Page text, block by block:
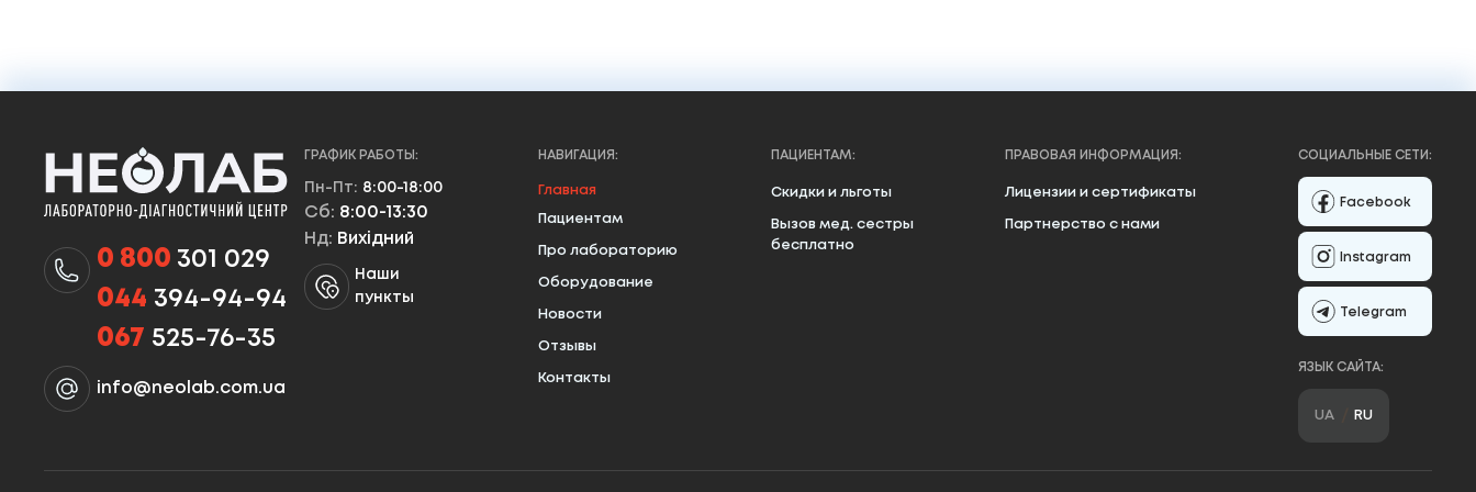
0 800 301 029
044 394-94-94
067 525-76-35
info@neolab.com.ua
ГРАФИК РАБОТЫ:
Пн-Пт: 8:00-18:00
Сб: 8:00-13:30
Нд: Вихідний
Наши
пункты
НАВИГАЦИЯ:
Главная
Пациентам
Про лабораторию
Оборудование
Новости
Отзывы
Контакты
ПАЦИЕНТАМ:
Скидки и льготы
Вызов мед. сестры
бесплатно
ПРАВОВАЯ ИНФОРМАЦИЯ:
Лицензии и сертификаты
Партнерство с нами
СОЦИАЛЬНЫЕ СЕТИ:
Facebook
Instagram
Telegram
ЯЗЫК САЙТА:
UA RU